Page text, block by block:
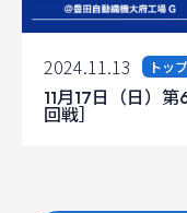
2024.11.13 トップ
11月17日（日）
回戦］